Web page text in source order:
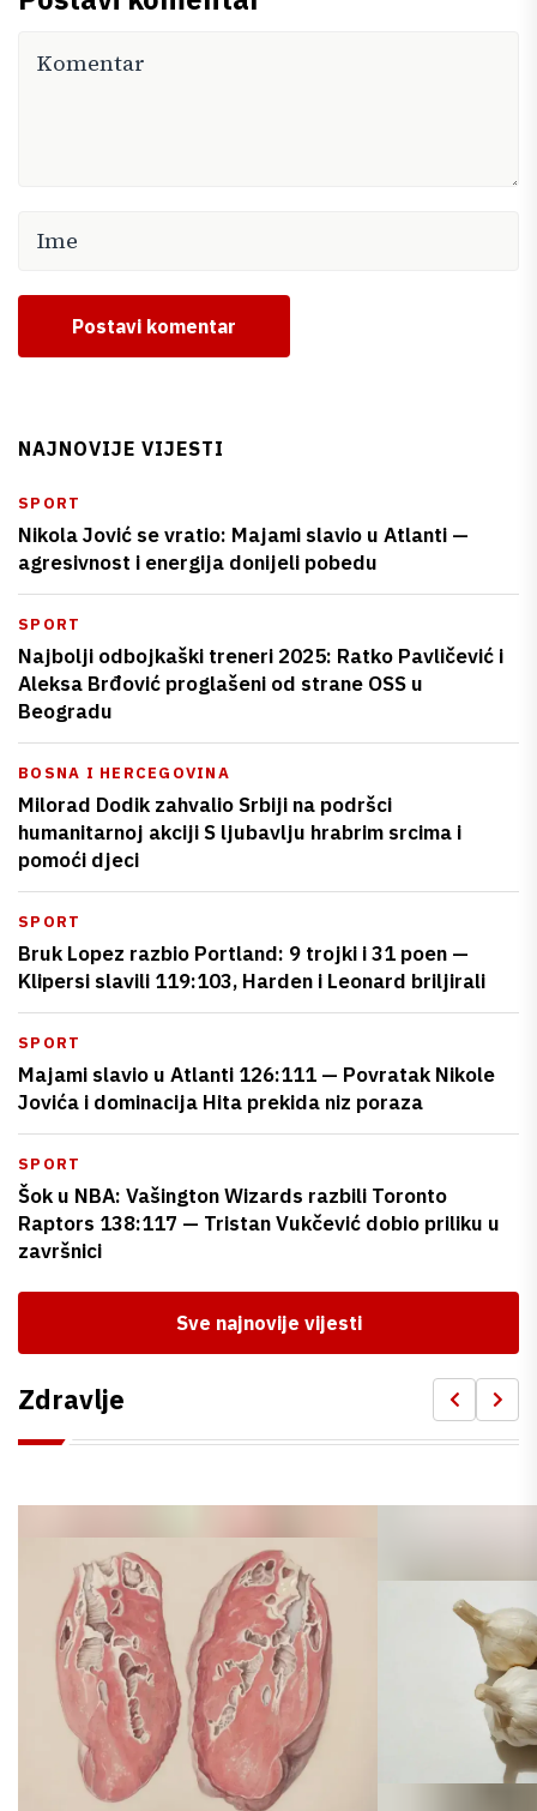
Postavi komentar
NAJNOVIJE VIJESTI
SPORT
Nikola Jović se vratio: Majami slavio u Atlanti —
agresivnost i energija donijeli pobedu
SPORT
Najbolji odbojkaški treneri 2025: Ratko Pavličević i
Aleksa Brđović proglašeni od strane OSS u
Beogradu
BOSNA I HERCEGOVINA
Milorad Dodik zahvalio Srbiji na podršci
humanitarnoj akciji S ljubavlju hrabrim srcima i
pomoći djeci
SPORT
Bruk Lopez razbio Portland: 9 trojki i 31 poen —
Klipersi slavili 119:103, Harden i Leonard briljirali
SPORT
Majami slavio u Atlanti 126:111 — Povratak Nikole
Jovića i dominacija Hita prekida niz poraza
SPORT
Šok u NBA: Vašington Wizards razbili Toronto
Raptors 138:117 — Tristan Vukčević dobio priliku u
završnici
Sve najnovije vijesti
Zdravlje